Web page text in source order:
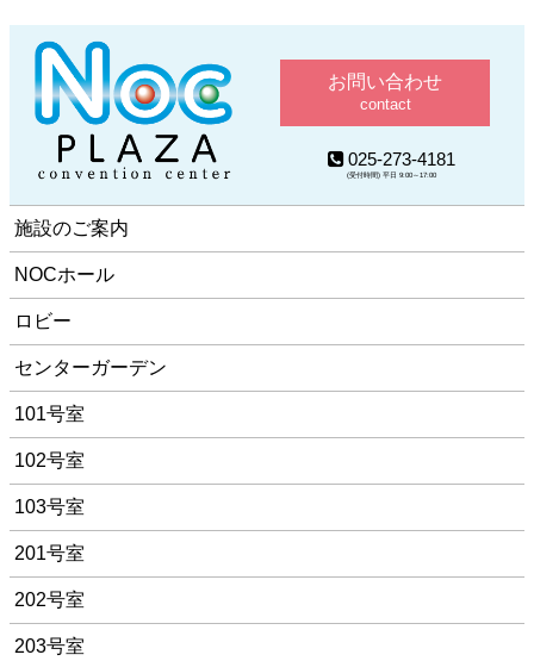
お問い合わせ
contact
025-273-4181
(受付時間) 平日 9:00～17:00
施設のご案内
NOCホール
ロビー
センターガーデン
101号室
102号室
103号室
201号室
202号室
203号室